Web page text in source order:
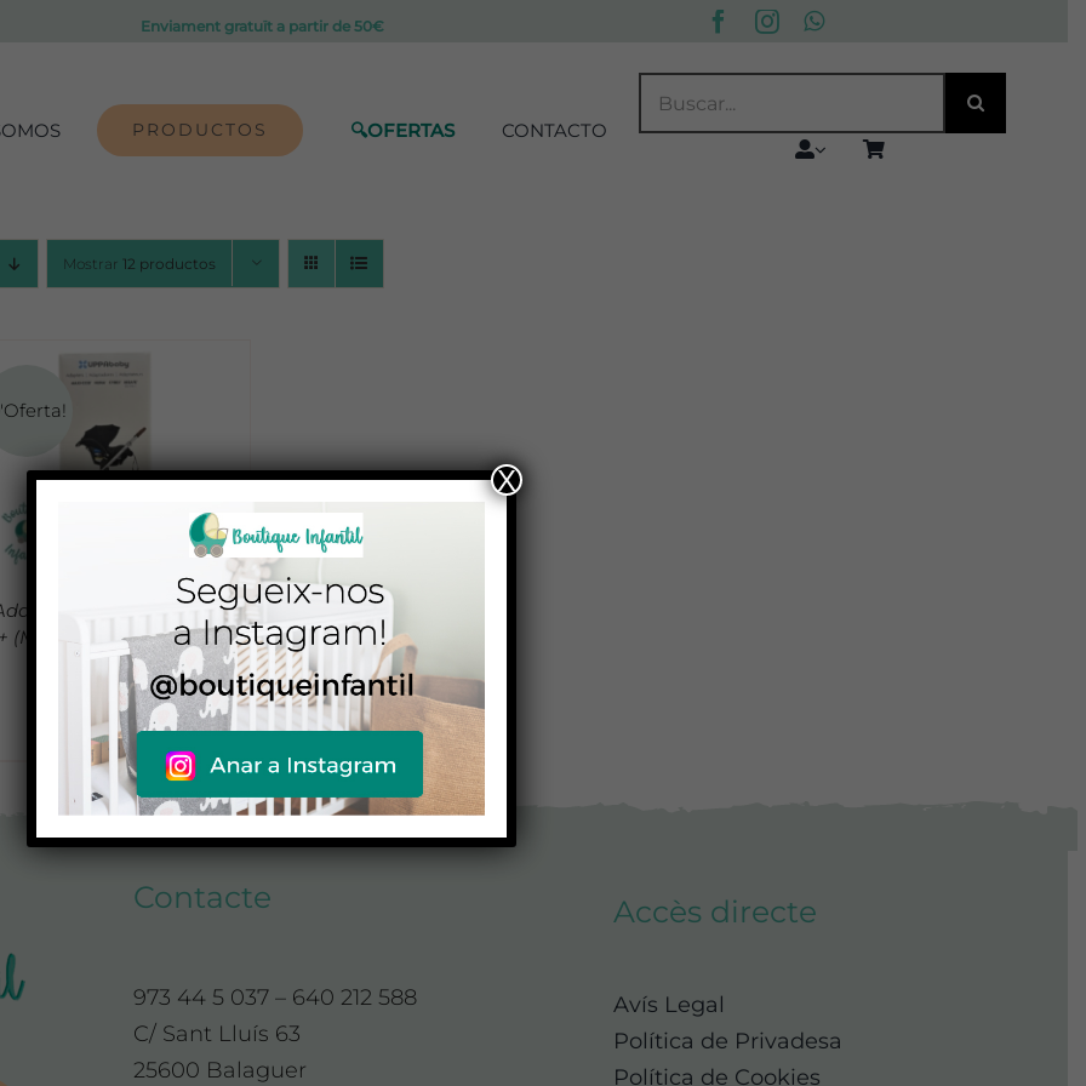
Enviament gratuït a partir de 50€
PRODUCTOS 🔍OFERTAS CONTACTO
Mostrar 12 productos
para grupo
(Maxi-Cosi® y BeSafe®)
€ 29,90€
Contacte
973 44 5 037 – 640 212 588
C/ Sant Lluís 63
25600 Balaguer
Accès directe
Avís Legal
Política de Privadesa
Política de Cookies
X